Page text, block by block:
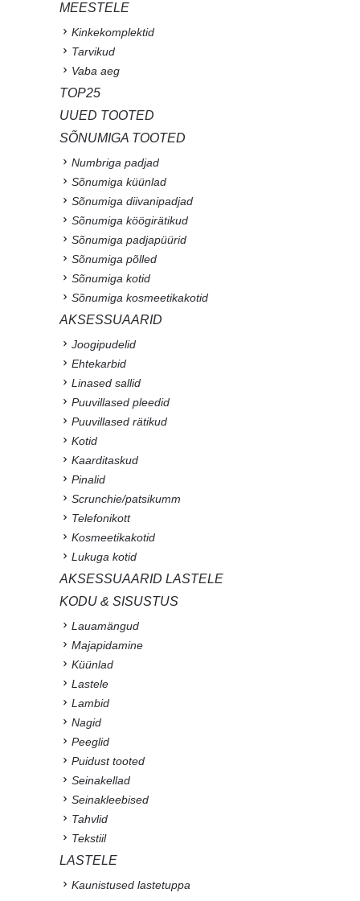
MEESTELE
Kinkekomplektid
Tarvikud
Vaba aeg
TOP25
UUED TOOTED
SÕNUMIGA TOOTED
Numbriga padjad
Sõnumiga küünlad
Sõnumiga diivanipadjad
Sõnumiga köögirätikud
Sõnumiga padjapüürid
Sõnumiga põlled
Sõnumiga kotid
Sõnumiga kosmeetikakotid
AKSESSUAARID
Joogipudelid
Ehtekarbid
Linased sallid
Puuvillased pleedid
Puuvillased rätikud
Kotid
Kaarditaskud
Pinalid
Scrunchie/patsikumm
Telefonikott
Kosmeetikakotid
Lukuga kotid
AKSESSUAARID LASTELE
KODU & SISUSTUS
Lauamängud
Majapidamine
Küünlad
Lastele
Lambid
Nagid
Peeglid
Puidust tooted
Seinakellad
Seinakleebised
Tahvlid
Tekstiil
LASTELE
Kaunistused lastetuppa